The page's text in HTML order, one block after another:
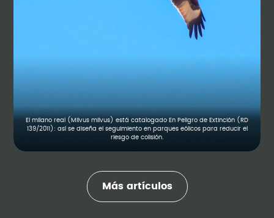
El milano real (Milvus milvus) está catalogado En Peligro de Extinción (RD
139/2011): así se diseña el seguimiento en parques eólicos para reducir el
riesgo de colisión.
Más artículos